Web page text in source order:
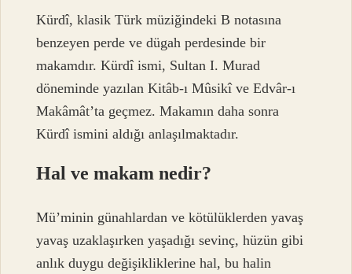
Kürdî, klasik Türk müziğindeki B notasına
benzeyen perde ve dügah perdesinde bir
makamdır. Kürdî ismi, Sultan I. Murad
döneminde yazılan Kitâb-ı Mûsikî ve Edvâr-ı
Makâmât’ta geçmez. Makamın daha sonra
Kürdî ismini aldığı anlaşılmaktadır.
Hal ve makam nedir?
Mü’minin günahlardan ve kötülüklerden yavaş
yavaş uzaklaşırken yaşadığı sevinç, hüzün gibi
anlık duygu değişikliklerine hal, bu halin